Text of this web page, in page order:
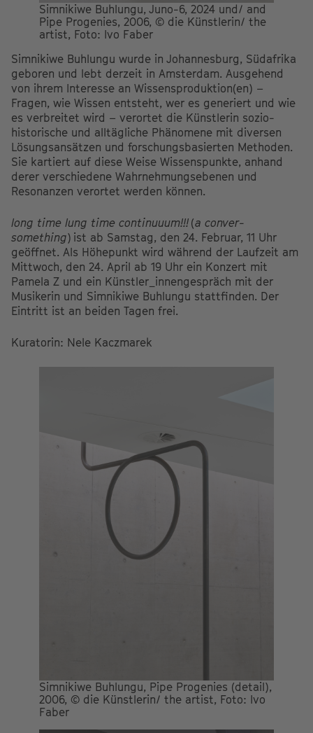
Simnikiwe Buhlungu, Juno-6, 2024 und/ and
Pipe Progenies, 2006, © die Künstlerin/ the
artist, Foto: Ivo Faber
Simnikiwe Buhlungu wurde in Johannesburg, Südafrika
geboren und lebt derzeit in Amsterdam. Ausgehend
von ihrem Interesse an Wissensproduktion(en) –
Fragen, wie Wissen entsteht, wer es generiert und wie
es verbreitet wird – verortet die Künstlerin sozio-
historische und alltägliche Phänomene mit diversen
Lösungsansätzen und forschungsbasierten Methoden.
Sie kartiert auf diese Weise Wissenspunkte, anhand
derer verschiedene Wahrnehmungsebenen und
Resonanzen verortet werden können.
long time lung time continuuum!!! (a conver-
something) ist ab Samstag, den 24. Februar, 11 Uhr
geöffnet. Als Höhepunkt wird während der Laufzeit am
Mittwoch, den 24. April ab 19 Uhr ein Konzert mit
Pamela Z und ein Künstler_innengespräch mit der
Musikerin und Simnikiwe Buhlungu stattfinden. Der
Eintritt ist an beiden Tagen frei.
Kuratorin: Nele Kaczmarek
Simnikiwe Buhlungu, Pipe Progenies (detail),
2006, © die Künstlerin/ the artist, Foto: Ivo
Faber